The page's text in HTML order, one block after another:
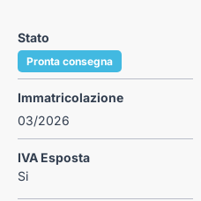
Stato
Pronta consegna
Immatricolazione
03/2026
IVA Esposta
Si